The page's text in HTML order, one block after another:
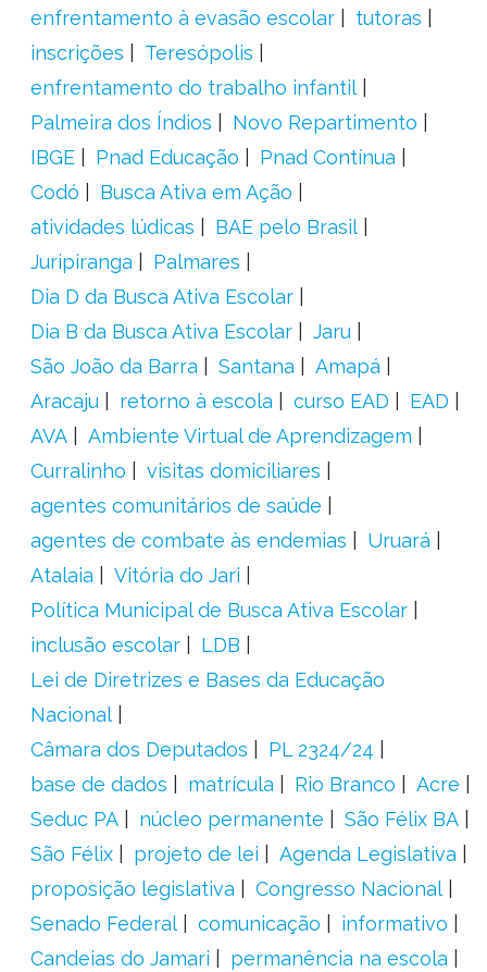
enfrentamento à evasão escolar
tutoras
inscrições
Teresópolis
enfrentamento do trabalho infantil
Palmeira dos Índios
Novo Repartimento
IBGE
Pnad Educação
Pnad Contínua
Codó
Busca Ativa em Ação
atividades lúdicas
BAE pelo Brasil
Juripiranga
Palmares
Dia D da Busca Ativa Escolar
Dia B da Busca Ativa Escolar
Jaru
São João da Barra
Santana
Amapá
Aracaju
retorno à escola curso EAD
EAD
AVA
Ambiente Virtual de Aprendizagem
Curralinho
visitas domiciliares
agentes comunitários de saúde
agentes de combate às endemias
Uruará
Atalaia
Vitória do Jari
Política Municipal de Busca Ativa Escolar
inclusão escolar
LDB
Lei de Diretrizes e Bases da Educação
Nacional
Câmara dos Deputados
PL 2324/24
base de dados
matrícula Rio Branco
Acre
Seduc PA
núcleo permanente
São Félix BA
São Félix
projeto de lei
Agenda Legislativa
proposição legislativa
Congresso Nacional
Senado Federal
comunicação
informativo
Candeias do Jamari
permanência na escola